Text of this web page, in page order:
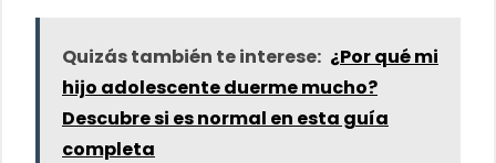
Quizás también te interese: ¿Por qué mi
hijo adolescente duerme mucho?
Descubre si es normal en esta guía
completa